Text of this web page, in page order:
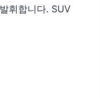
휘합니다. SUV